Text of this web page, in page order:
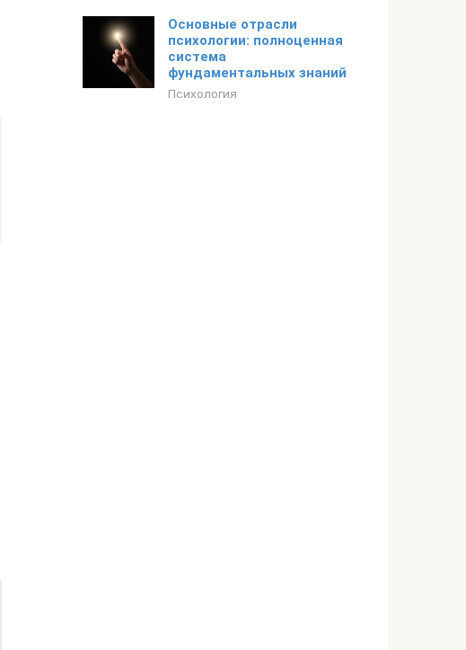
Основные отрасли
психологии: полноценная
система
фундаментальных знаний
Психология